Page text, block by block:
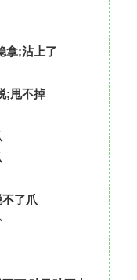
;沾上了
甩不掉
了爪